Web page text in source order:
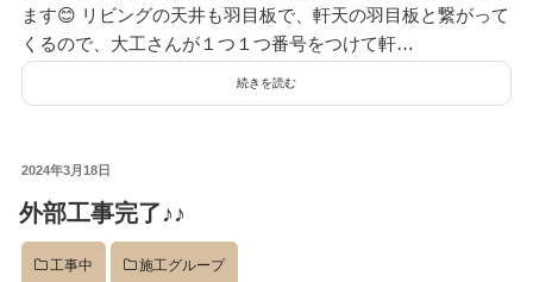
ます😊 リビングの天井も羽目板で、軒天の羽目板と繋がって
くるので、大工さんが１つ１つ番号をつけて軒…
続きを読む
投
日:
2024年3月18日
外部工事完了♪♪
工事中 施工グループ